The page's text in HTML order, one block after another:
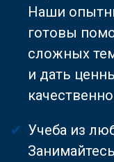
Наши
готовы
сложных
и дать
Учеба из